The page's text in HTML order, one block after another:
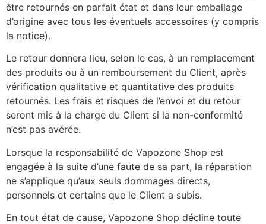
être retournés en parfait état et dans leur emballage
d’origine avec tous les éventuels accessoires (y compris
la notice).
Le retour donnera lieu, selon le cas, à un remplacement
des produits ou à un remboursement du Client, après
vérification qualitative et quantitative des produits
retournés. Les frais et risques de l’envoi et du retour
seront mis à la charge du Client si la non-conformité
n’est pas avérée.
Lorsque la responsabilité de Vapozone Shop est
engagée à la suite d’une faute de sa part, la réparation
ne s’applique qu’aux seuls dommages directs,
personnels et certains que le Client a subis.
En tout état de cause, Vapozone Shop décline toute